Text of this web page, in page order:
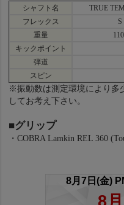
シャフト名
TRUE
フレックス
S
重量
キックポイント
弾道
スピン
※振動数は測定環境により多
してお考え下さい。
■グリップ
・COBRA Lamkin REL 360